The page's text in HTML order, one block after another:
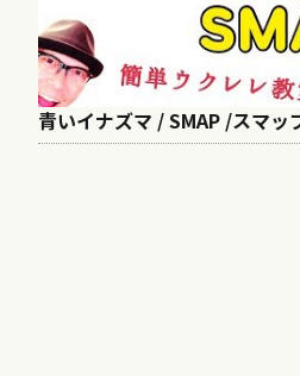
青いイナズマ / SMAP /スマッ